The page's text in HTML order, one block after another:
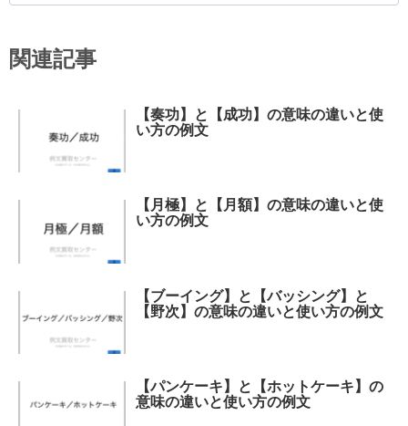
関連記事
【奏功】と【成功】の意味の違いと使
い方の例文
【月極】と【月額】の意味の違いと使
い方の例文
【ブーイング】と【バッシング】と
【野次】の意味の違いと使い方の例文
【パンケーキ】と【ホットケーキ】の
意味の違いと使い方の例文